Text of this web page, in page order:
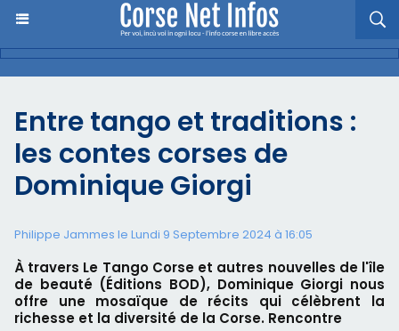
Entre tango et traditions :
les contes corses de
Dominique Giorgi
Philippe Jammes le Lundi 9 Septembre 2024 à 16:05
À travers Le Tango Corse et autres nouvelles de l'île
de beauté (Éditions BOD), Dominique Giorgi nous
offre une mosaïque de récits qui célèbrent la
richesse et la diversité de la Corse. Rencontre